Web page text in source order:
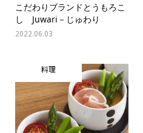
こだわりブランドとうもろこ
し Juwari－じゅわり
2022.06.03
料理